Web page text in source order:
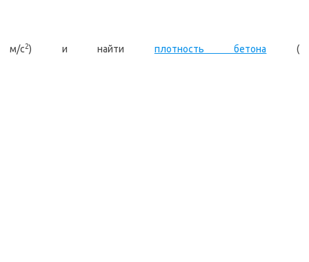
м/с2) и найти плотность бетона (